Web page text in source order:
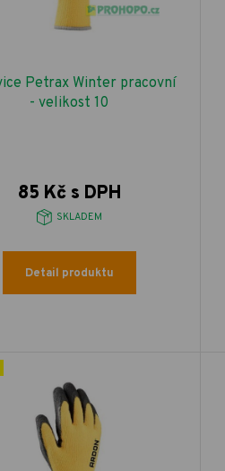
Petrax Winter pracovní
- velikost 10
85 Kč s DPH
SKLADEM
Detail produktu